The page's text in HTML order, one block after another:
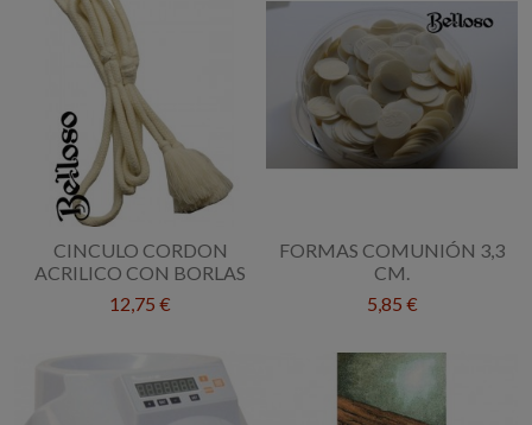
CINCULO CORDON
ACRILICO CON BORLAS
12,75 €
FORMAS COMUNIÓN 3,3
CM.
5,85 €